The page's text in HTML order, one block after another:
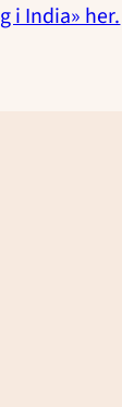
i India» her.